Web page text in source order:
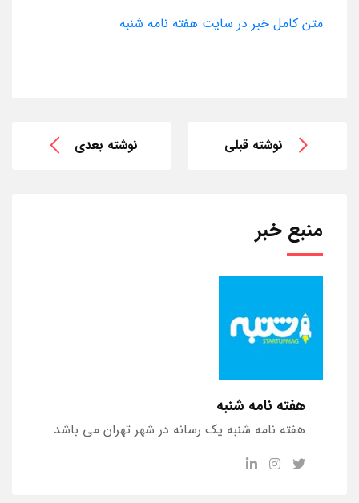
متن کامل خبر در سایت هفته نامه شنبه
نوشته قبلی نوشته بعدی
منبع خبر
هفته نامه شنبه
هفته نامه شنبه یک رسانه در شهر تهران می باشد